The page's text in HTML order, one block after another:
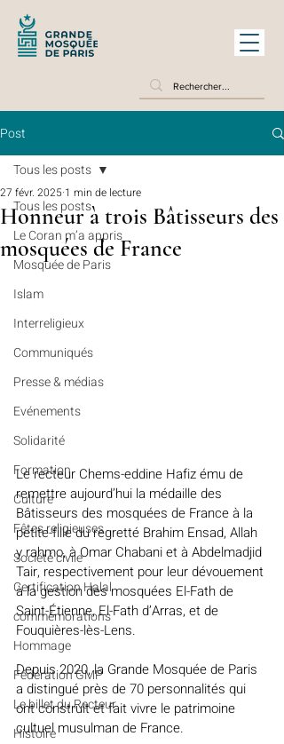
Post
Tous les posts
Le Coran m’a appris
Mosquée de Paris
Islam
Interreligieux
Communiqués
Presse & médias
Evénements
Solidarité
Formation
Culture
Fêtes religieuses
Société civile
Certification Halal
commémorations
Hommage
Fédération GMP
Le billet du Recteur
Histoire
Tous les posts
Honneur à trois Bâtisseurs des
mosquées de France
27 févr. 2025 1 min de lecture
Le recteur Chems-eddine Hafiz ému de
remettre aujourd’hui la médaille des
Bâtisseurs des mosquées de France à la
petite-fille du regretté Brahim Ensad, Allah
y rahmo, à Omar Chabani et à Abdelmadjid
Tair, respectivement pour leur dévouement
à la gestion des mosquées El-Fath de
Saint-Étienne, El-Fath d’Arras, et de
Fouquières-lès-Lens.
Depuis 2020, la Grande Mosquée de Paris
a distingué près de 70 personnalités qui
ont construit et fait vivre le patrimoine
cultuel musulman de France.